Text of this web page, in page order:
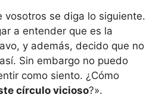
vosotros se diga lo siguiente.
a entender que es la
y además, decido que no
Sin embargo no puedo
como siento. ¿Cómo
círculo vicioso?».